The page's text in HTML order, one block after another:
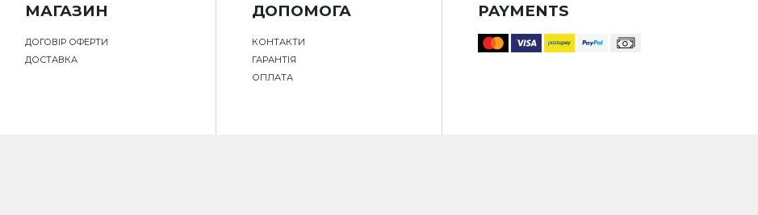
МАГАЗИН
ДОГОВІР ОФЕРТИ
ДОСТАВКА
ДОПОМОГА
КОНТАКТИ
ГАРАНТІЯ
ОПЛАТА
PAYMENTS